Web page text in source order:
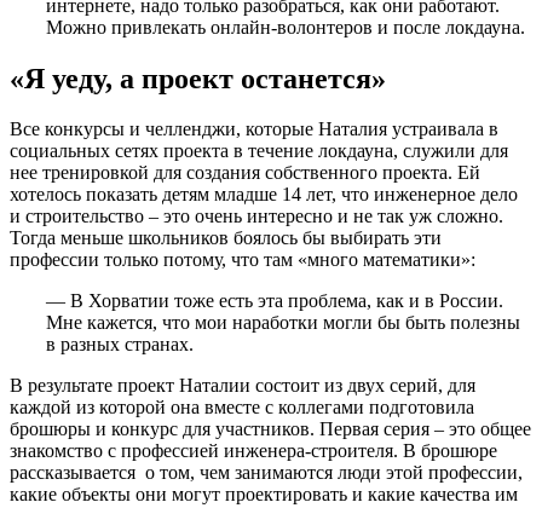
интернете, надо только разобраться, как они работают.
Можно привлекать онлайн-волонтеров и после локдауна.
«Я уеду, а проект останется»
Все конкурсы и челленджи, которые Наталия устраивала в
социальных сетях проекта в течение локдауна, служили для
нее тренировкой для создания собственного проекта. Ей
хотелось показать детям младше 14 лет, что инженерное дело
и строительство – это очень интересно и не так уж сложно.
Тогда меньше школьников боялось бы выбирать эти
профессии только потому, что там «много математики»:
— В Хорватии тоже есть эта проблема, как и в России.
Мне кажется, что мои наработки могли бы быть полезны
в разных странах.
В результате проект Наталии состоит из двух серий, для
каждой из которой она вместе с коллегами подготовила
брошюры и конкурс для участников. Первая серия – это общее
знакомство с профессией инженера-строителя. В брошюре
рассказывается о том, чем занимаются люди этой профессии,
какие объекты они могут проектировать и какие качества им